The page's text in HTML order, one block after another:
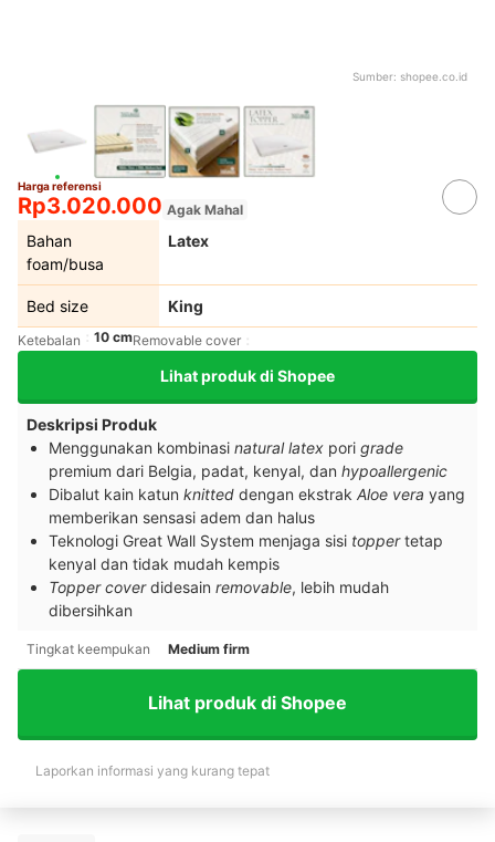
Sumber: shopee.co.id
Harga referensi
Rp3.020.000 Agak Mahal
Bahan
foam/busa
Latex
Bed size King
Ketebalan 10 cmRemovable cover
Lihat produk di Shopee
Deskripsi Produk
Menggunakan kombinasi natural latex pori grade
premium dari Belgia, padat, kenyal, dan hypoallergenic
Dibalut kain katun knitted dengan ekstrak Aloe vera yang
memberikan sensasi adem dan halus
Teknologi Great Wall System menjaga sisi toppertetap
kenyal dan tidak mudah kempis
Topper coverdidesain removable, lebih mudah
dibersihkan
Tingkat keempukan Medium firm
Lihat produk di Shopee
Laporkan informasi yang kurang tepat